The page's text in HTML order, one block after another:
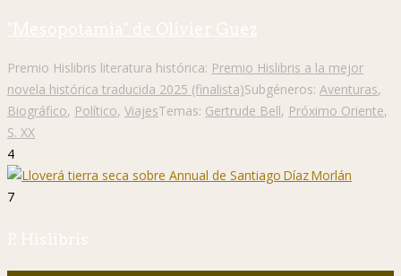
"Mesopotamia" de Olivier Guez
Premio Hislibris literatura histórica: Premio Hislibris a la mejor
novela histórica traducida 2025 (finalista)Subgéneros: Aventuras,
Biográfico, Político, ViajesTemas: Gertrude Bell, Próximo Oriente,
S. XX
4
7
P. Hislibris